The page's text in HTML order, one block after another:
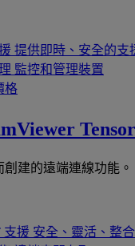
提供即時、安全的支
監控和管理裝置
格
Tensor
建的遠端連線功能。
支援 安全、靈活、整合